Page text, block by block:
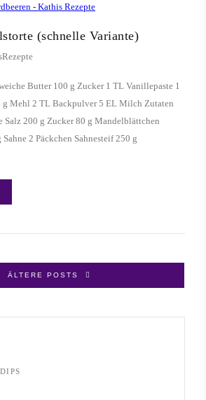
(schnelle Variante)
Butter 100 g Zucker 1 TL Vanillepaste 1
g Mehl 2 TL Backpulver 5 EL Milch Zutaten
Salz 200 g Zucker 80 g Mandelblättchen
2 Päckchen Sahnesteif 250 g
ÄLTERE POSTS